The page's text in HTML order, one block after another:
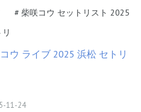
# 柴咲コウ セットリスト 2025
-11-24